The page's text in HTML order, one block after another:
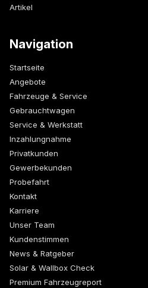
Artikel
Navigation
Startseite
Angebote
Fahrzeuge & Service
Gebrauchtwagen
Service & Werkstatt
Inzahlungnahme
Privatkunden
Gewerbekunden
Probefahrt
Kontakt
Karriere
Unser Team
Kundenstimmen
News & Ratgeber
Solar & Wallbox Check
Premium Fahrzeugreport